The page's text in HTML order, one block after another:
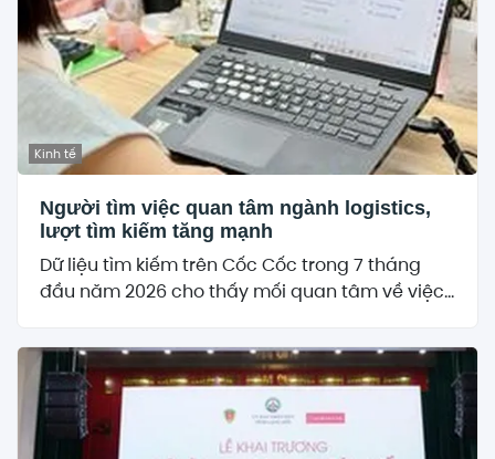
Kinh tế
Người tìm việc quan tâm ngành logistics,
lượt tìm kiếm tăng mạnh
Dữ liệu tìm kiếm trên Cốc Cốc trong 7 tháng
đầu năm 2026 cho thấy mối quan tâm về việc...